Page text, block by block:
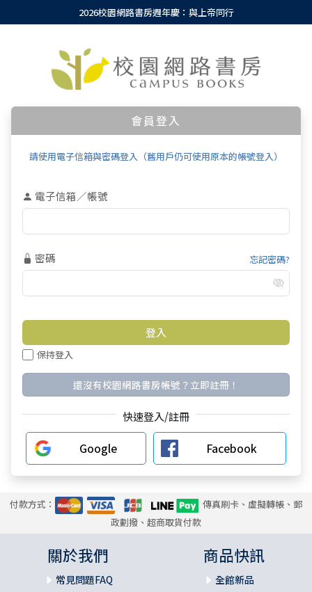
2026校園網路書房週年慶：與上帝同行
會員登入
請使用電子信箱與密碼登入（舊用戶仍可使用原本的帳號登入）
電子信箱／帳號
密碼 忘記密碼?
保持登入
還沒有校園網路書房帳號？立即註冊！
快速登入/註冊
Google Facebook
付款方式：
傳真刷卡、虛擬轉帳、郵
政劃撥、超商取貨付款
關於我們
常見問題FAQ
商品快訊
全館新品